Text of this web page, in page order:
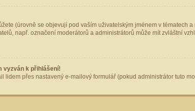
(úrovně se objevují pod vaším uživatelským jménem v
např. označení moderátorů a administrátorů může mít zvláštní
vyzván k přihlášení!
lidem přes nastavený e-mailový formulář (pokud administrátor tuto